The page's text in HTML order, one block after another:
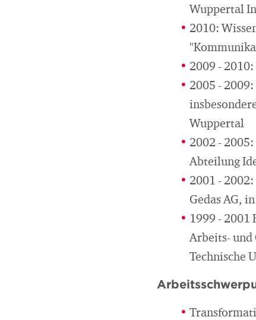
Wuppertal
2010:
2009 -
2005 -
Wuppertal
2002 -
Abteilung
2001 -
Gedas AG,
1999 - 2001
Arbeits- und
Technische